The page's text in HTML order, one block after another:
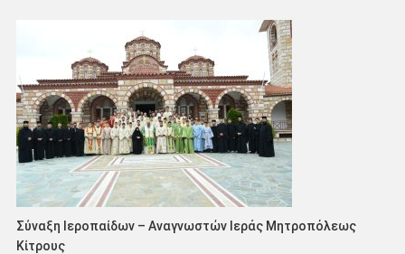
Σύναξη Ιεροπαίδων – Αναγνωστών Ιεράς Μητροπόλεως
Κίτρους